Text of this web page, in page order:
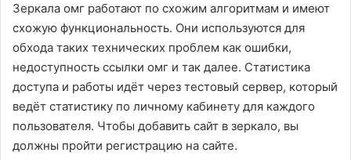
Зеркала омг работают по схожим алгоритмам и имеют
схожую функциональность. Они используются для
обхода таких технических проблем как ошибки,
недоступность ссылки омг и так далее. Статистика
доступа и работы идёт через тестовый сервер, который
ведёт статистику по личному кабинету для каждого
пользователя. Чтобы добавить сайт в зеркало, вы
должны пройти регистрацию на сайте.